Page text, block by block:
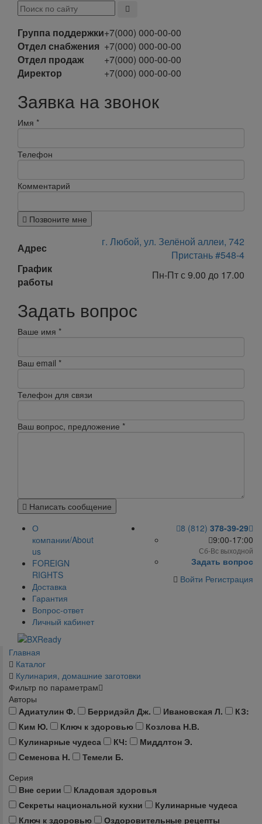
Группа поддержки+7(000) 000-00-00
Отдел снабжения +7(000) 000-00-00
Отдел продаж
+7(000) 000-00-00
Директор
+7(000) 000-00-00
Заявка на звонок
Имя *
Телефон
Комментарий
Позвоните мне
Адрес
г. Любой, ул. Зелёной аллеи, 742
Пристань #548-4
График
работы
Пн-Пт с 9.00 до 17.00
Задать вопрос
Ваше имя *
Ваш email *
Телефон для связи
Ваш вопрос, предложение *
Написать сообщение
О
компании/About
us
FOREIGN
RIGHTS
Доставка
Гарантия
Вопрос-ответ
Личный кабинет
8 (812) 378-39-29
9:00-17:00
Сб-Вс выходной
Задать вопрос
Войти Регистрация
Главная
Каталог
Кулинария, домашние заготовки
Фильтр по параметрам
Авторы
Адиатулин Ф.
Берридэйл Дж. Ивановская Л.
КЗ:
Ким Ю.
Ключ к здоровью
Козлова Н.В.
Кулинарные чудеса
КЧ:
Миддлтон Э.
Семенова Н.
Темели Б.
Серия
Вне серии
Кладовая здоровья
Секреты национальной кухни
Кулинарные чудеса
Ключ к здоровью
Оздоровительные рецепты